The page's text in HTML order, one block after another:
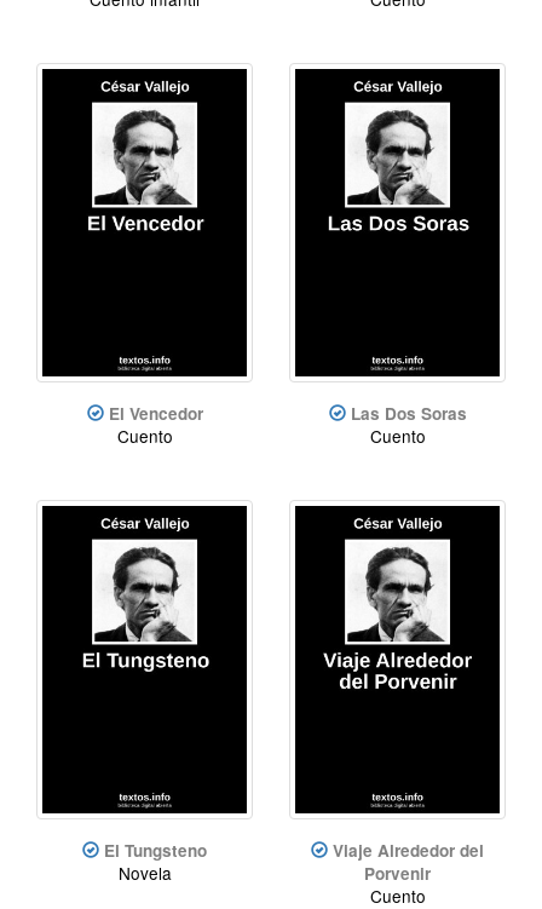
El Vencedor
Cuento
Las Dos Soras
Cuento
El Tungsteno
Novela
Viaje Alrededor del
Porvenir
Cuento